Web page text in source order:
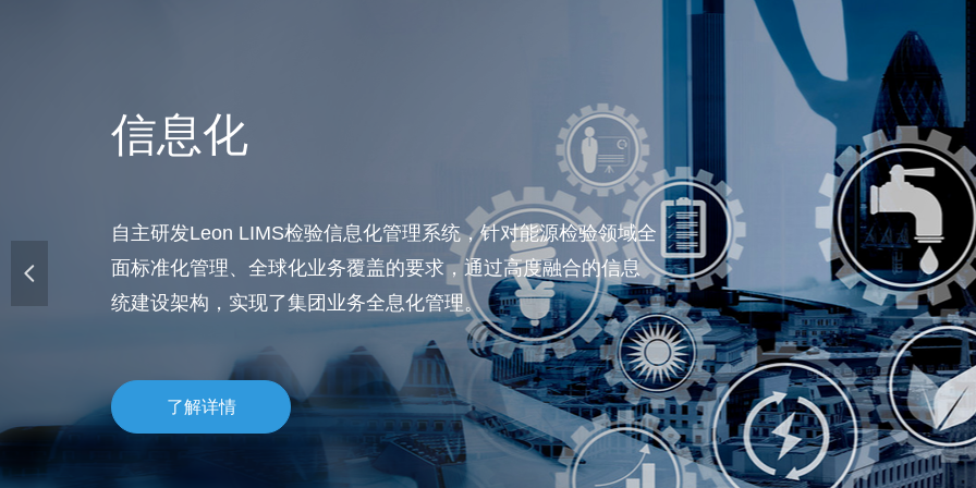
信息化
了解详情
自主研发Leon LIMS检验信息化管理系统，针对能源检验领域全
面标准化管理、全球化业务覆盖的要求，通过高度融合的信息
统建设架构，实现了集团业务全息化管理。
智能化
设计、研发、生产的煤炭机器人智能制样系统属国内首
创，成功打造国内自动化程度最高、完全符合国家标准
要求的智能化煤炭制样“工作车间”
了解详情
넳